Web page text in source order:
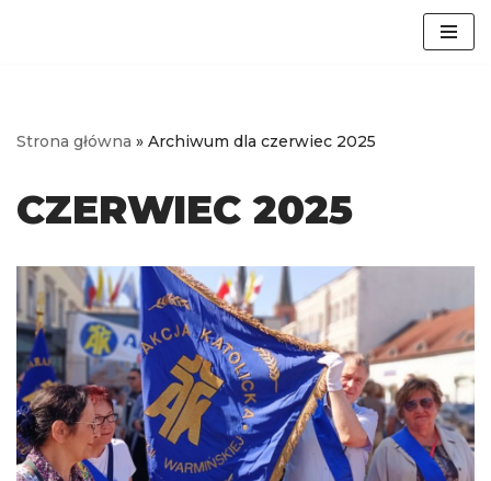
Strona główna » Archiwum dla czerwiec 2025
CZERWIEC 2025